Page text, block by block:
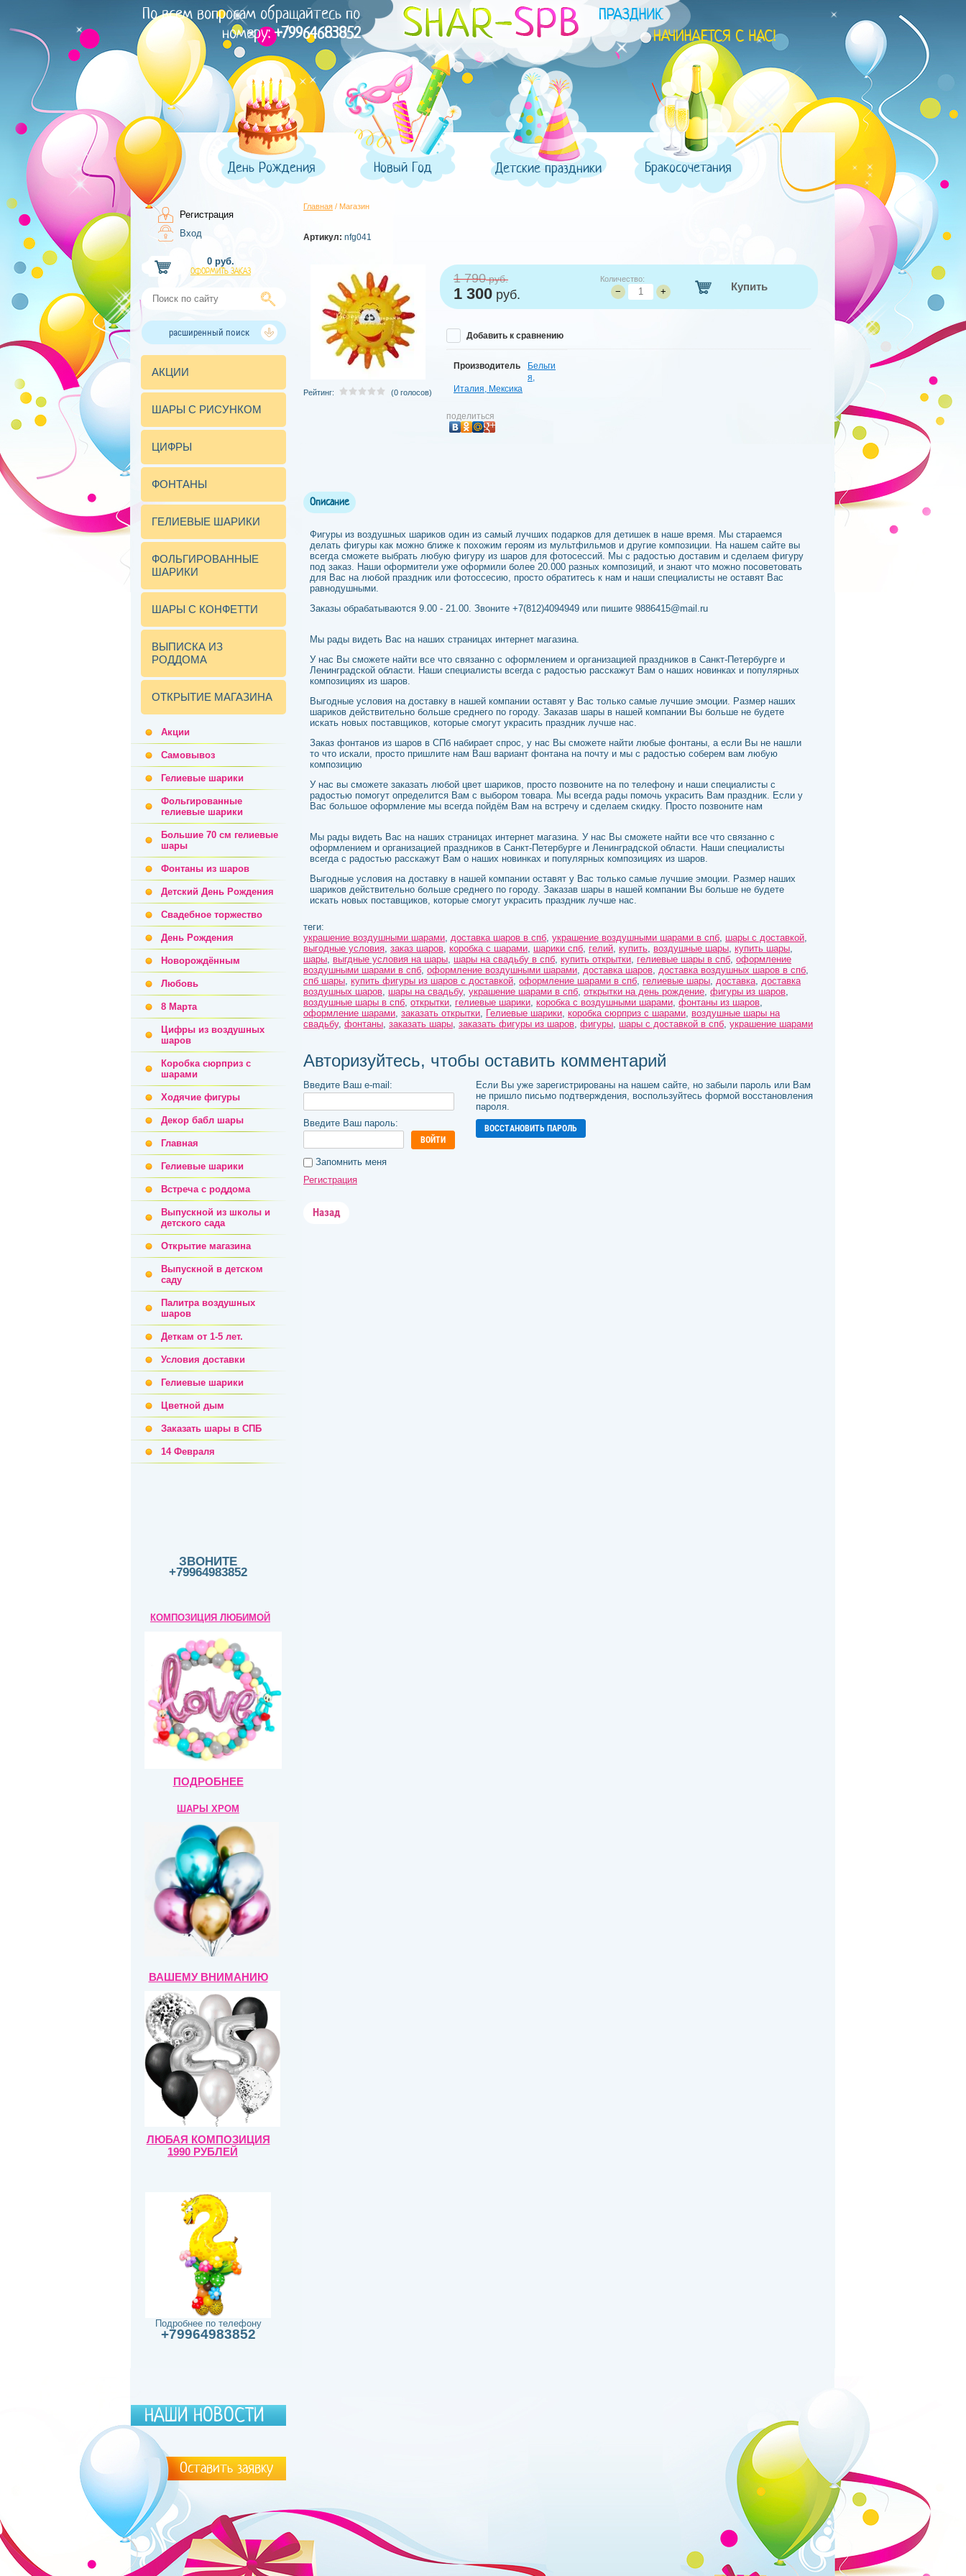
По всем вопросам обращайтесь по
номеру:+79964683852
День Рождения Новый Год Детские праздники Бракосочетания
Регистрация
Вход
0 руб.
ОФОРМИТЬ ЗАКАЗ
расширенный поиск
АКЦИИ
ШАРЫ С РИСУНКОМ
ЦИФРЫ
ФОНТАНЫ
ГЕЛИЕВЫЕ ШАРИКИ
ФОЛЬГИРОВАННЫЕ
ШАРИКИ
ШАРЫ С КОНФЕТТИ
ВЫПИСКА ИЗ
РОДДОМА
ОТКРЫТИЕ МАГАЗИНА
Акции
Самовывоз
Гелиевые шарики
Фольгированные
гелиевые шарики
Большие 70 см гелиевые
шары
Фонтаны из шаров
Детский День Рождения
Свадебное торжество
День Рождения
Новорождённым
Любовь
8 Марта
Цифры из воздушных
шаров
Коробка сюрприз с
шарами
Ходячие фигуры
Декор бабл шары
Главная
Гелиевые шарики
Встреча с роддома
Выпускной из школы и
детского сада
Открытие магазина
Выпускной в детском
саду
Палитра воздушных
шаров
Деткам от 1-5 лет.
Условия доставки
Гелиевые шарики
Цветной дым
Заказать шары в СПБ
14 Февраля
ЗВОНИТЕ
+79964983852
КОМПОЗИЦИЯ ЛЮБИМОЙ
ПОДРОБНЕЕ
ШАРЫ ХРОМ
ВАШЕМУ ВНИМАНИЮ
ЛЮБАЯ КОМПОЗИЦИЯ
1990 РУБЛЕЙ
Подробнее по телефону
+79964983852
НАШИ НОВОСТИ
Главная / Магазин
Артикул: nfg041
Рейтинг: (0 голосов)
1 790руб.
1 300 руб.
Количество:
− + Купить
Добавить к сравнению
Производитель
Бельги
я,
Италия, Мексика
поделиться
Описание
Фигуры из воздушных шариков один из самый лучших подарков для детишек в наше время. Мы стараемся
делать фигуры как можно ближе к похожим героям из мультфильмов и другие композиции. На нашем сайте вы
всегда сможете выбрать любую фигуру из шаров для фотосессий. Мы с радостью доставим и сделаем фигуру
под заказ. Наши оформители уже оформили более 20.000 разных композиций, и знают что можно посоветовать
для Вас на любой праздник или фотоссесию, просто обратитесь к нам и наши специалисты не оставят Вас
равнодушными.
Заказы обрабатываются 9.00 - 21.00. Звоните +7(812)4094949 или пишите 9886415@mail.ru
Мы рады видеть Вас на наших страницах интернет магазина.
У нас Вы сможете найти все что связанно с оформлением и организацией праздников в Санкт-Петербурге и
Ленинградской области. Наши специалисты всегда с радостью расскажут Вам о наших новинках и популярных
композициях из шаров.
Выгодные условия на доставку в нашей компании оставят у Вас только самые лучшие эмоции. Размер наших
шариков действительно больше среднего по городу. Заказав шары в нашей компании Вы больше не будете
искать новых поставщиков, которые смогут украсить праздник лучше нас.
Заказ фонтанов из шаров в СПб набирает спрос, у нас Вы сможете найти любые фонтаны, а если Вы не нашли
то что искали, просто пришлите нам Ваш вариант фонтана на почту и мы с радостью соберем вам любую
композицию
У нас вы сможете заказать любой цвет шариков, просто позвоните на по телефону и наши специалисты с
радостью помогут определится Вам с выбором товара. Мы всегда рады помочь украсить Вам праздник. Если у
Вас большое оформление мы всегда пойдём Вам на встречу и сделаем скидку. Просто позвоните нам
Мы рады видеть Вас на наших страницах интернет магазина. У нас Вы сможете найти все что связанно с
оформлением и организацией праздников в Санкт-Петербурге и Ленинградской области. Наши специалисты
всегда с радостью расскажут Вам о наших новинках и популярных композициях из шаров.
Выгодные условия на доставку в нашей компании оставят у Вас только самые лучшие эмоции. Размер наших
шариков действительно больше среднего по городу. Заказав шары в нашей компании Вы больше не будете
искать новых поставщиков, которые смогут украсить праздник лучше нас.
теги:
украшение воздушными шарами, доставка шаров в спб, украшение воздушными шарами в спб, шары с доставкой,
выгодные условия, заказ шаров, коробка с шарами, шарики спб, гелий, купить, воздушные шары, купить шары,
шары, выгдные условия на шары, шары на свадьбу в спб, купить открытки, гелиевые шары в спб, оформление
воздушными шарами в спб, оформление воздушными шарами, доставка шаров, доставка воздушных шаров в спб,
спб шары, купить фигуры из шаров с доставкой, оформление шарами в спб, гелиевые шары, доставка, доставка
воздушных шаров, шары на свадьбу, украшение шарами в спб, открытки на день рождение, фигуры из шаров,
воздушные шары в спб, открытки, гелиевые шарики, коробка с воздушными шарами, фонтаны из шаров,
оформление шарами, заказать открытки, Гелиевые шарики, коробка сюрприз с шарами, воздушные шары на
свадьбу, фонтаны, заказать шары, заказать фигуры из шаров, фигуры, шары с доставкой в спб, украшение шарами
Авторизуйтесь, чтобы оставить комментарий
Введите Ваш e-mail:
Введите Ваш пароль:
ВОЙТИ
Запомнить меня
Регистрация
Если Вы уже зарегистрированы на нашем сайте, но забыли пароль или Вам
не пришло письмо подтверждения, воспользуйтесь формой восстановления
пароля.
ВОССТАНОВИТЬ ПАРОЛЬ
Назад
Оставить заявку